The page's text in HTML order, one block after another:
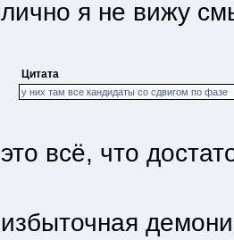
лично я не вижу
Цитата
у них там все кандидаты со сдвигом по фазе
это всё, что
избыточная